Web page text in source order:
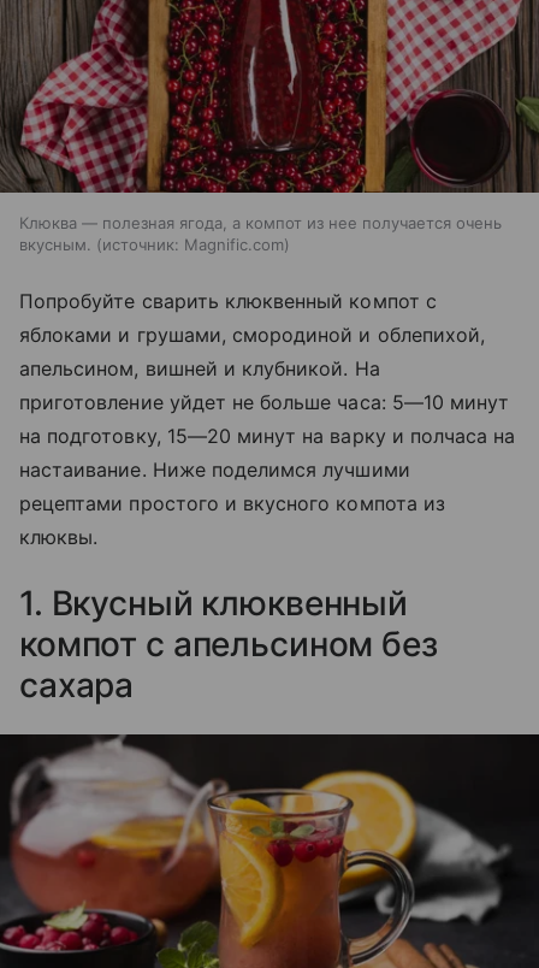
Клюква — полезная ягода, а компот из нее получается очень
вкусным.
источник: Magnific.com
Попробуйте сварить клюквенный компот с
яблоками и грушами, смородиной и облепихой,
апельсином, вишней и клубникой. На
приготовление уйдет не больше часа: 5—10 минут
на подготовку, 15—20 минут на варку и полчаса на
настаивание. Ниже поделимся лучшими
рецептами простого и вкусного компота из
клюквы.
1. Вкусный клюквенный
компот с апельсином без
сахара